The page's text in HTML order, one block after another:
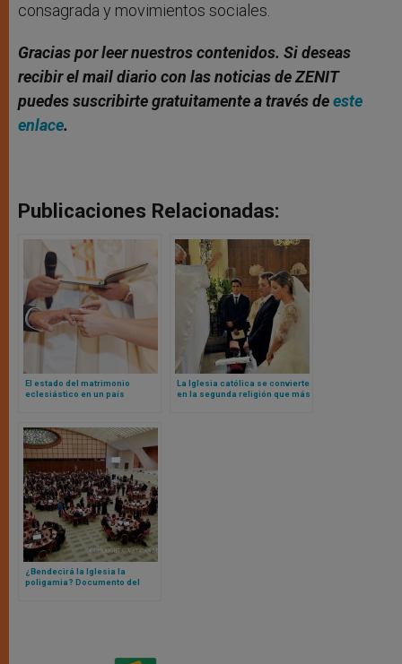
consagrada y movimientos sociales.
Gracias por leer nuestros contenidos. Si deseas
recibir el mail diario con las noticias de ZENIT
puedes suscribirte gratuitamente a través deeste
enlace.
Publicaciones Relacionadas:
El estado del matrimonio
eclesiástico en un país
La Iglesia católica se convierte
en la segunda religión que más
¿Bendecirá la Iglesia la
poligamia? Documento del